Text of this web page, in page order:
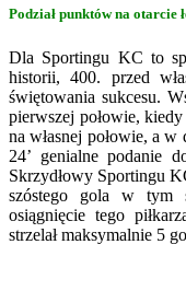
Podział punktów na otarcie
Dla Sportingu KC to
historii, 400. przed
świętowania sukcesu.
pierwszej połowie,
na własnej połowie, a
24’ genialne podanie
Skrzydłowy Sportingu
szóstego gola w tym
osiągnięcie tego
strzelał maksymalnie 5